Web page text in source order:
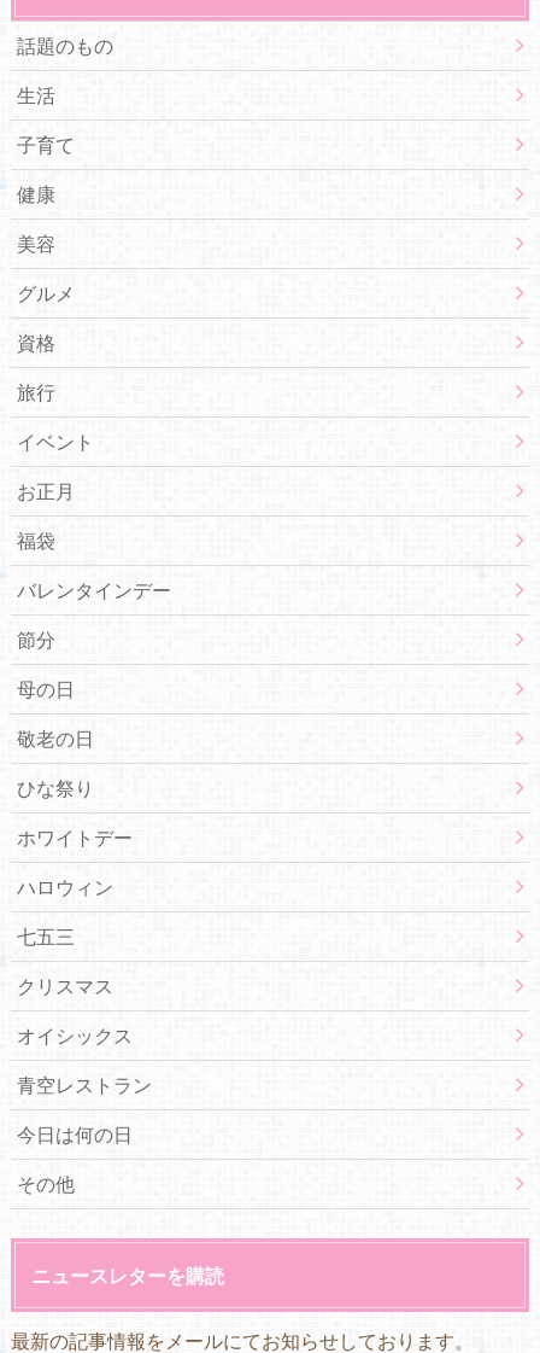
話題のもの
生活
子育て
健康
美容
グルメ
資格
旅行
イベント
お正月
福袋
バレンタインデー
節分
母の日
敬老の日
ひな祭り
ホワイトデー
ハロウィン
七五三
クリスマス
オイシックス
青空レストラン
今日は何の日
その他
ニュースレターを購読
最新の記事情報をメールにてお知らせしております。